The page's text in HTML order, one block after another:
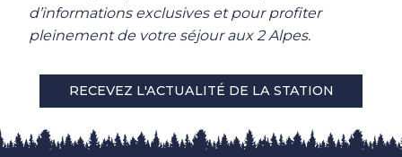
d’informations exclusives et pour profiter
pleinement de votre séjour aux 2 Alpes.
RECEVEZ L'ACTUALITÉ DE LA STATION